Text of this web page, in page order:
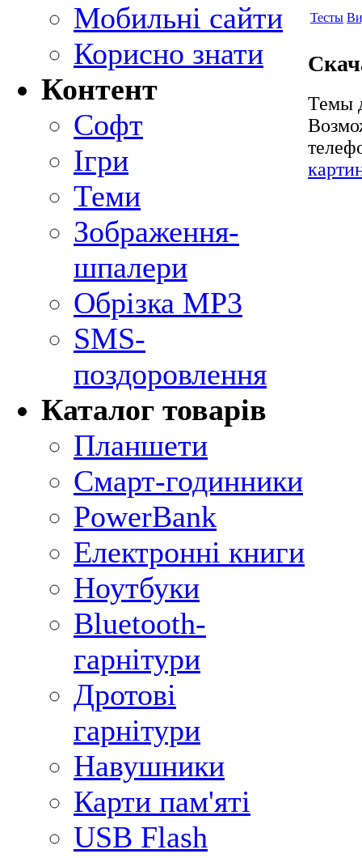
Мобильні сайти
Корисно знати
Контент
Софт
Ігри
Теми
Зображення-
шпалери
Обрізка MP3
SMS-
поздоровлення
Каталог товарів
Планшети
Смарт-годинники
PowerBank
Електронні книги
Ноутбуки
Bluetooth-
гарнітури
Дротові
гарнітури
Навушники
Карти пам'яті
USB Flash
Тесты
Темы